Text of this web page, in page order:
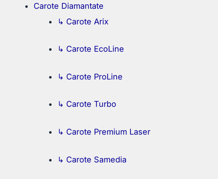
Carote Diamantate
↳ Carote Arix
↳ Carote EcoLine
↳ Carote ProLine
↳ Carote Turbo
↳ Carote Premium Laser
↳ Carote Samedia